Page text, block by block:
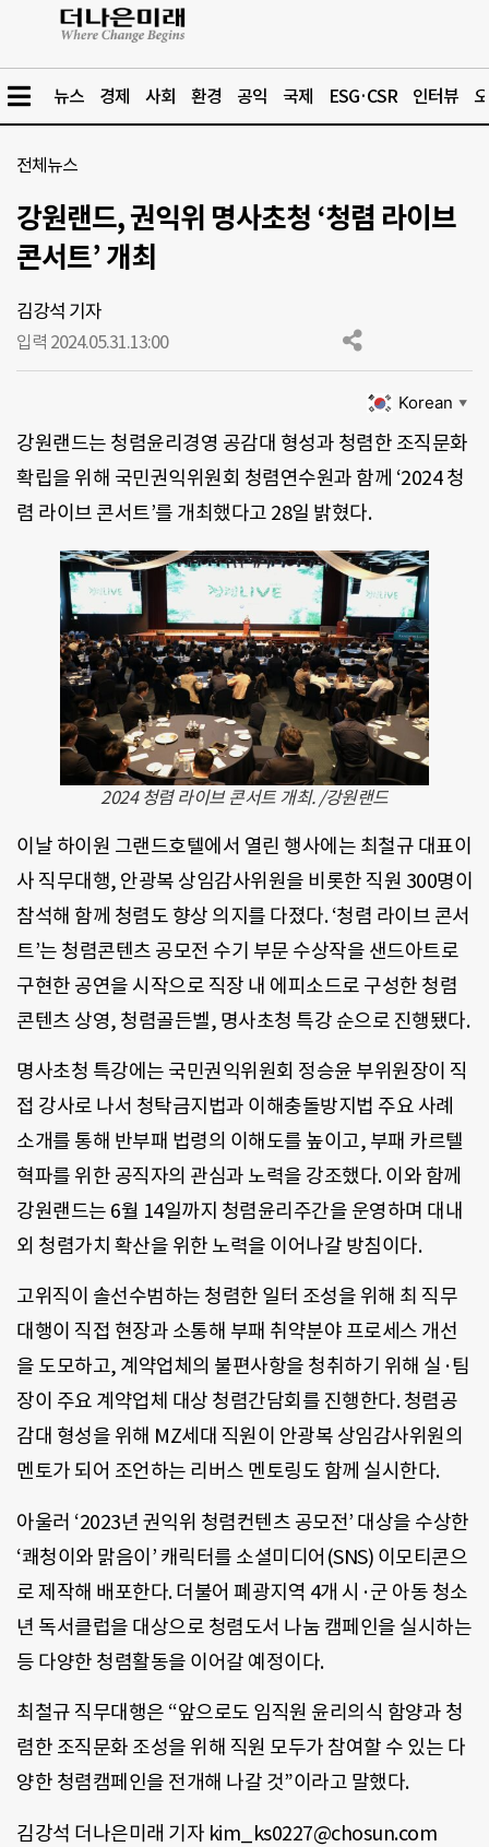
뉴스 경제 사회 환경 공익 국제 ESG·CSR 인터뷰
전체뉴스
강원랜드, 권익위 명사초청 ‘청렴 라이브
콘서트’ 개최
김강석 기자
입력 2024.05.31.13:00
Korean ▼
강원랜드는 청렴윤리경영 공감대 형성과 청렴한 조직문화
확립을 위해 국민권익위원회 청렴연수원과 함께 ‘2024 청
렴 라이브 콘서트’를 개최했다고 28일 밝혔다.
2024 청렴 라이브 콘서트 개최. /강원랜드
이날 하이원 그랜드호텔에서 열린 행사에는 최철규 대표이
사 직무대행, 안광복 상임감사위원을 비롯한 직원 300명이
참석해 함께 청렴도 향상 의지를 다졌다. ‘청렴 라이브 콘서
트’는 청렴콘텐츠 공모전 수기 부문 수상작을 샌드아트로
구현한 공연을 시작으로 직장 내 에피소드로 구성한 청렴
콘텐츠 상영, 청렴골든벨, 명사초청 특강 순으로 진행됐다.
명사초청 특강에는 국민권익위원회 정승윤 부위원장이 직
접 강사로 나서 청탁금지법과 이해충돌방지법 주요 사례
소개를 통해 반부패 법령의 이해도를 높이고, 부패 카르텔
혁파를 위한 공직자의 관심과 노력을 강조했다. 이와 함께
강원랜드는 6월 14일까지 청렴윤리주간을 운영하며 대내
외 청렴가치 확산을 위한 노력을 이어나갈 방침이다.
고위직이 솔선수범하는 청렴한 일터 조성을 위해 최 직무
대행이 직접 현장과 소통해 부패 취약분야 프로세스 개선
을 도모하고, 계약업체의 불편사항을 청취하기 위해 실·팀
장이 주요 계약업체 대상 청렴간담회를 진행한다. 청렴공
감대 형성을 위해 MZ세대 직원이 안광복 상임감사위원의
멘토가 되어 조언하는 리버스 멘토링도 함께 실시한다.
아울러 ‘2023년 권익위 청렴컨텐츠 공모전’ 대상을 수상한
‘쾌청이와 맑음이’ 캐릭터를 소셜미디어(SNS) 이모티콘으
로 제작해 배포한다. 더불어 폐광지역 4개 시·군 아동 청소
년 독서클럽을 대상으로 청렴도서 나눔 캠페인을 실시하는
등 다양한 청렴활동을 이어갈 예정이다.
최철규 직무대행은 “앞으로도 임직원 윤리의식 함양과 청
렴한 조직문화 조성을 위해 직원 모두가 참여할 수 있는 다
양한 청렴캠페인을 전개해 나갈 것”이라고 말했다.
김강석 더나은미래 기자 kim_ks0227@chosun.com